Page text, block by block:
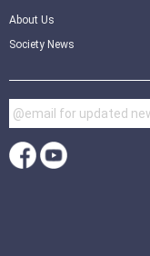
About Us
Society News